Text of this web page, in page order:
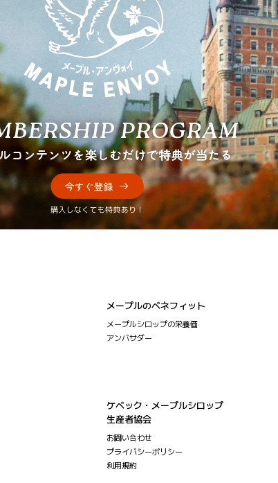
メープルのベネフィット
メープルシロップの栄養価
アンバサダー
ケベック・メープルシロップ
生産者協会
お問い合わせ
プライバシーポリシー
利用規約